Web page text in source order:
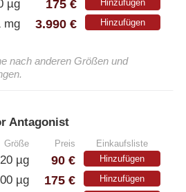
µg 175 € Hinzufügen
mg 3.990 € Hinzufügen
nach anderen Größen und
Antagonist
Größe Preis Einkaufsliste
20 µg 90 € Hinzufügen
µg 175 € Hinzufügen